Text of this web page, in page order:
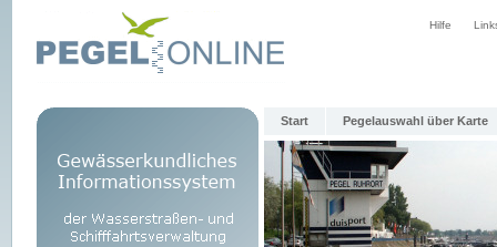
Hilfe
Start Pegelauswahl über Karte